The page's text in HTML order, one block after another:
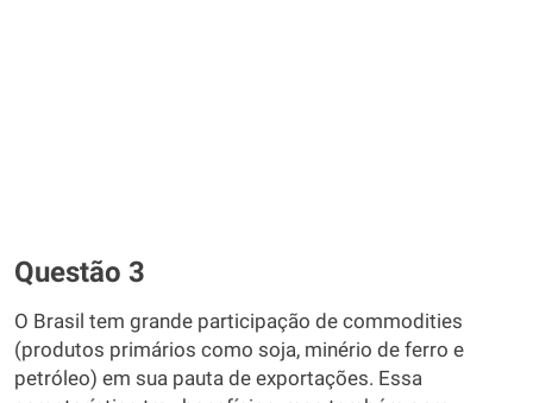
Questão 3
O Brasil tem grande participação de commodities
(produtos primários como soja, minério de ferro e
petróleo) em sua pauta de exportações. Essa